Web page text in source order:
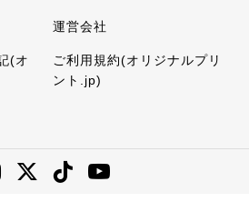
運営会社
(オ
ご利用規約(オリジナルプリ
ント.jp)